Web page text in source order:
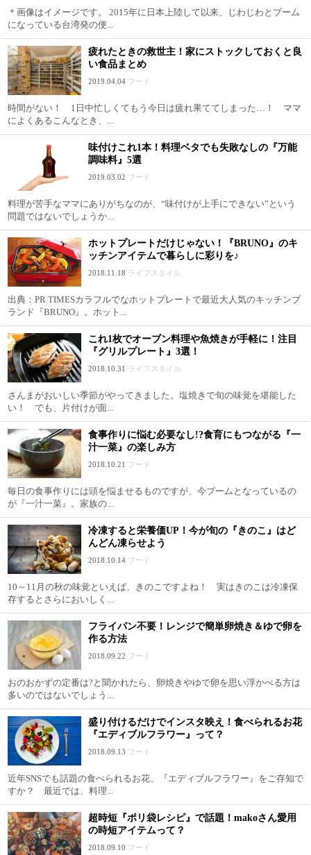
＊画像はイメージです。 2015年に日本上陸して以来、じわじわとブーム
になっている台湾発の便...
疲れたときの救世主！家にストックしておくと良
い食品まとめ
2019.04.04 フード
時間がない！ 1日中忙しくてもう今日は疲れ果ててしまった…！ ママ
によくあるこんなとき、...
味付けこれ1本！料理ベタでも失敗なしの『万能
調味料』5選
2019.03.02 フード
料理が苦手なママにありがちなのが、“味付けが上手にできない”という
問題ではないでしょうか...
ホットプレートだけじゃない！『BRUNO』のキ
ッチンアイテムで暮らしに彩りを♪
2018.11.18 ライフスタイル
出典：PR TIMESカラフルでなホットプレートで最近大人気のキッチンブ
ランド『BRUNO』。ホット...
これ1枚でオーブン料理や魚焼きが手軽に！注目
『グリルプレート』3選！
2018.10.31 ライフスタイル
さんまがおいしい季節がやってきました。塩焼きで旬の味覚を堪能した
い！ でも、片付けが面...
食事作りに悩む必要なし!?食育にもつながる『一
汁一菜』の楽しみ方
2018.10.21 フード
毎日の食事作りには頭を悩ませるものですが、今ブームとなっているの
が『一汁一菜』。家族の...
冷凍すると栄養価UP！今が旬の『きのこ』はど
んどん凍らせよう
2018.10.14 フード
10～11月の秋の味覚といえば、きのこですよね！ 実はきのこは冷凍保
存するとさらにおいしく...
フライパン不要！レンジで簡単卵焼き＆ゆで卵を
作る方法
2018.09.22 フード
おのおかずの定番は?と聞かれたら、卵焼きやゆで卵を思い浮かべる方は
多いのではないでしょう...
盛り付けるだけでインスタ映え！食べられるお花
『エディブルフラワー』って？
2018.09.13 フード
近年SNSでも話題の食べられるお花、『エディブルフラワー』をご存知で
すか？ 最近では、料理...
超時短『ポリ袋レシピ』で話題！makoさん愛用
の時短アイテムって？
2018.09.10 フード